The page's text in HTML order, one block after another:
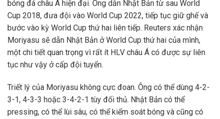
bóng đá châu Á hiện đại. Ông dẫn Nhật Bản từ sau World
Cup 2018, đưa đội vào World Cup 2022, tiếp tục giữ ghế và
bước vào kỳ World Cup thứ hai liên tiếp. Reuters xác nhận
Moriyasu sẽ dẫn Nhật Bản ở World Cup thứ hai của mình,
một chi tiết quan trọng vì rất ít HLV châu Á có được sự liên
tục như vậy ở cấp đội tuyển.
Triết lý của Moriyasu không cực đoan. Ông có thể dùng 4-2-
3-1, 4-3-3 hoặc 3-4-2-1 tùy đối thủ. Nhật Bản có thể
pressing, có thể lùi sâu, có thể kiểm soát bóng và cũng có